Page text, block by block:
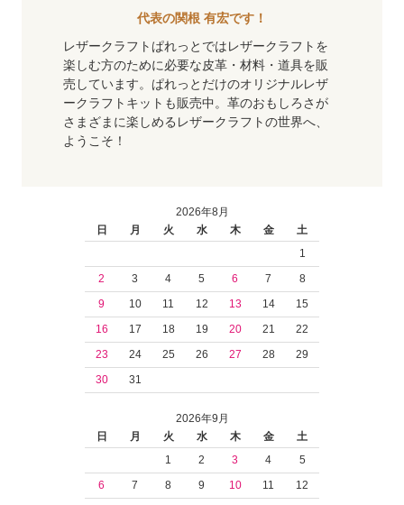
代表の関根 有宏です！
レザークラフトぱれっとではレザークラフトを
楽しむ方のために必要な皮革・材料・道具を販
売しています。ぱれっとだけのオリジナルレザ
ークラフトキットも販売中。革のおもしろさが
さまざまに楽しめるレザークラフトの世界へ、
ようこそ！
2026年8月
日
月 火 水 木 金
土
1
2
3 4 5 6 7
8
9
10 11 12 13 14
15
16
17 18 19 20 21
22
23
24 25 26 27 28
29
30
31
2026年9月
日
月 火 水 木 金
土
1
2 3 4
5
6
7 8 9 10 11
12